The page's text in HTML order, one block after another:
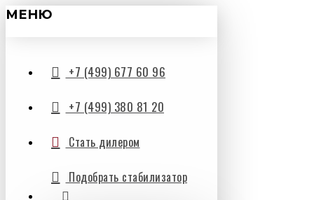
МЕНЮ
+7 (499) 677 60 96
+7 (499) 380 81 20
Стать дилером
Подобрать стабилизатор